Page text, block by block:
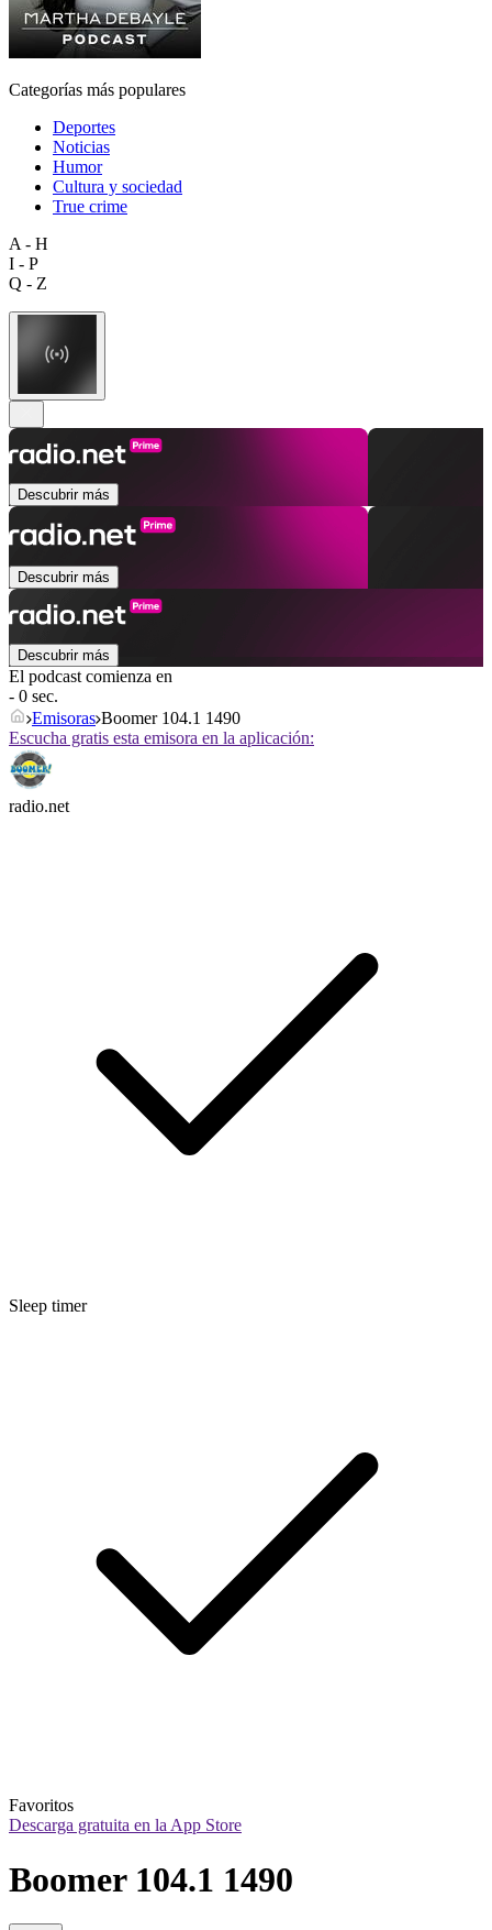
Categorías más populares
Deportes
Noticias
Humor
Cultura y sociedad
True crime
A - H
I - P
Q - Z
Descubrir más
Descubrir más
Descubrir más
El podcast comienza en
- 0 sec.
Emisoras Boomer 104.1 1490
Escucha gratis esta emisora en la aplicación:
radio.net
Sleep timer
Favoritos
Descarga gratuita en la App Store
Boomer 104.1 1490